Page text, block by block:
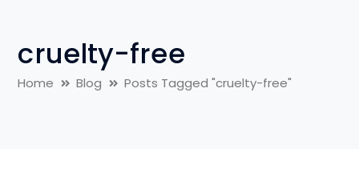
cruelty-free
Home Blog Posts Tagged "cruelty-free"